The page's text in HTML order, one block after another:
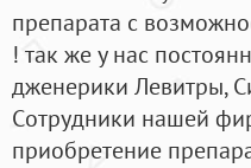
препарата с
! так же у нас
дженерики Левитры,
Cотрудники нашей
приобретение